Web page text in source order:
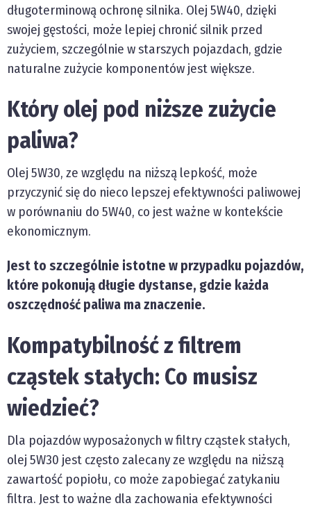
długoterminową ochronę silnika. Olej 5W40, dzięki
swojej gęstości, może lepiej chronić silnik przed
zużyciem, szczególnie w starszych pojazdach, gdzie
naturalne zużycie komponentów jest większe.
Który olej pod niższe zużycie
paliwa?
Olej 5W30, ze względu na niższą lepkość, może
przyczynić się do nieco lepszej efektywności paliwowej
w porównaniu do 5W40, co jest ważne w kontekście
ekonomicznym.
Jest to szczególnie istotne w przypadku pojazdów,
które pokonują długie dystanse, gdzie każda
oszczędność paliwa ma znaczenie.
Kompatybilność z filtrem
cząstek stałych: Co musisz
wiedzieć?
Dla pojazdów wyposażonych w filtry cząstek stałych,
olej 5W30 jest często zalecany ze względu na niższą
zawartość popiołu, co może zapobiegać zatykaniu
filtra. Jest to ważne dla zachowania efektywności